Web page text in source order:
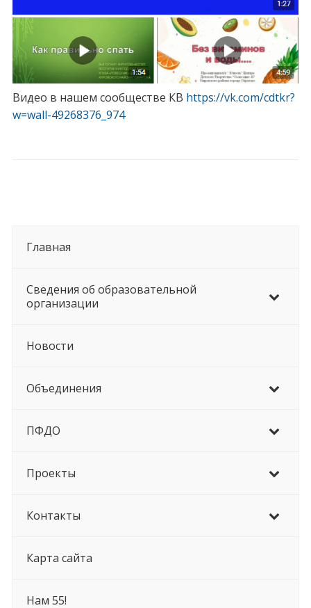
Главная
Сведения об образовательной
организации
Новости
Объединения
ПФДО
Проекты
Контакты
Карта сайта
Нам 55!
Видео в нашем сообществе КВ https://vk.com/cdtkr?
w=wall-49268376_974